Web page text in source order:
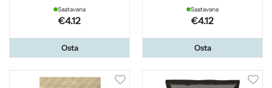
Saatavana
€4.12
Osta
Saatavana
€4.12
Osta